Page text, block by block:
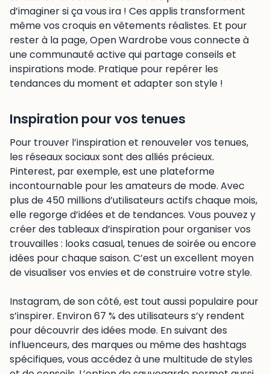
d’imaginer si ça vous ira ! Ces applis transforment
même vos croquis en vêtements réalistes. Et pour
rester à la page, Open Wardrobe vous connecte à
une communauté active qui partage conseils et
inspirations mode. Pratique pour repérer les
tendances du moment et adapter son style !
Inspiration pour vos tenues
Pour trouver l’inspiration et renouveler vos tenues,
les réseaux sociaux sont des alliés précieux.
Pinterest, par exemple, est une plateforme
incontournable pour les amateurs de mode. Avec
plus de 450 millions d’utilisateurs actifs chaque mois,
elle regorge d’idées et de tendances. Vous pouvez y
créer des tableaux d’inspiration pour organiser vos
trouvailles : looks casual, tenues de soirée ou encore
idées pour chaque saison. C’est un excellent moyen
de visualiser vos envies et de construire votre style.
Instagram, de son côté, est tout aussi populaire pour
s’inspirer. Environ 67 % des utilisateurs s’y rendent
pour découvrir des idées mode. En suivant des
influenceurs, des marques ou même des hashtags
spécifiques, vous accédez à une multitude de styles